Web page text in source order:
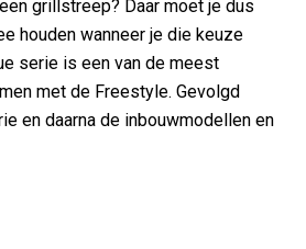
grillstreep? Daar moet je dus
houden wanneer je die keuze
serie is een van de meest
met de Freestyle. Gevolgd
en daarna de inbouwmodellen en